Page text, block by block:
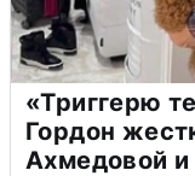
«Триггерю
Гордон
Ахмедовой и